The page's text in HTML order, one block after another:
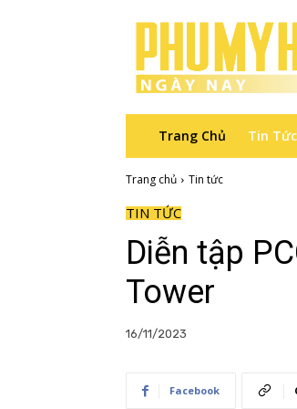
Trang Chủ Tin Tức
Trang chủ Tin tức
TIN TỨC
Diễn tập
Tower
16/11/2023
Facebook